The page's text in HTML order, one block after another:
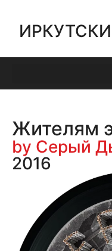
Жителям
by Серый
2016